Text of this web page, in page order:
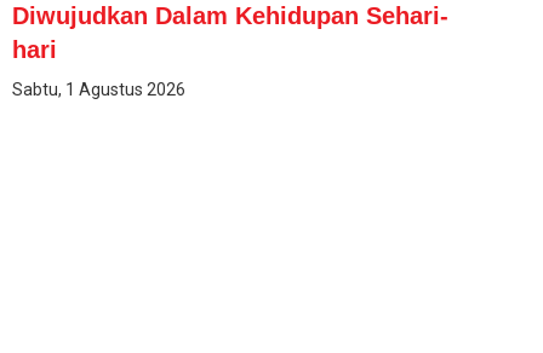
Diwujudkan Dalam Kehidupan Sehari-
hari
Sabtu, 1 Agustus 2026